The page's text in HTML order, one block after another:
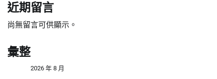
近期留言
尚無留言可供顯示。
彙整
2026 年 8 月